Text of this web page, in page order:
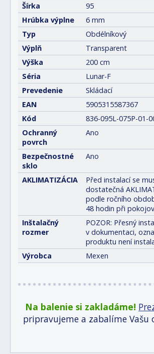
Šírka
95
Hrúbka výplne
6 mm
Typ
Obdélníkový
Výplň
Transparent
Výška
200 cm
Séria
Lunar-F
Prevedenie
Skládací
EAN
5905315587367
Kód
836-095L-075P-01-
Ochranný
povrch
Ano
Bezpečnostné
sklo
Ano
AKLIMATIZÁCIA
Před instalací se
dostatečná
podle ročního
48 hodin při
Inštalačný
rozmer
POZOR: Přesný
v dokumentaci,
produktu není
Výrobca
Mexen
Na balenie si zakladáme!
pripravujeme a zabalíme Vašu